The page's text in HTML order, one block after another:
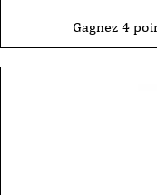
Gagnez 4